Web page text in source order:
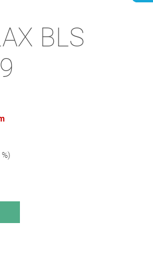
BLS